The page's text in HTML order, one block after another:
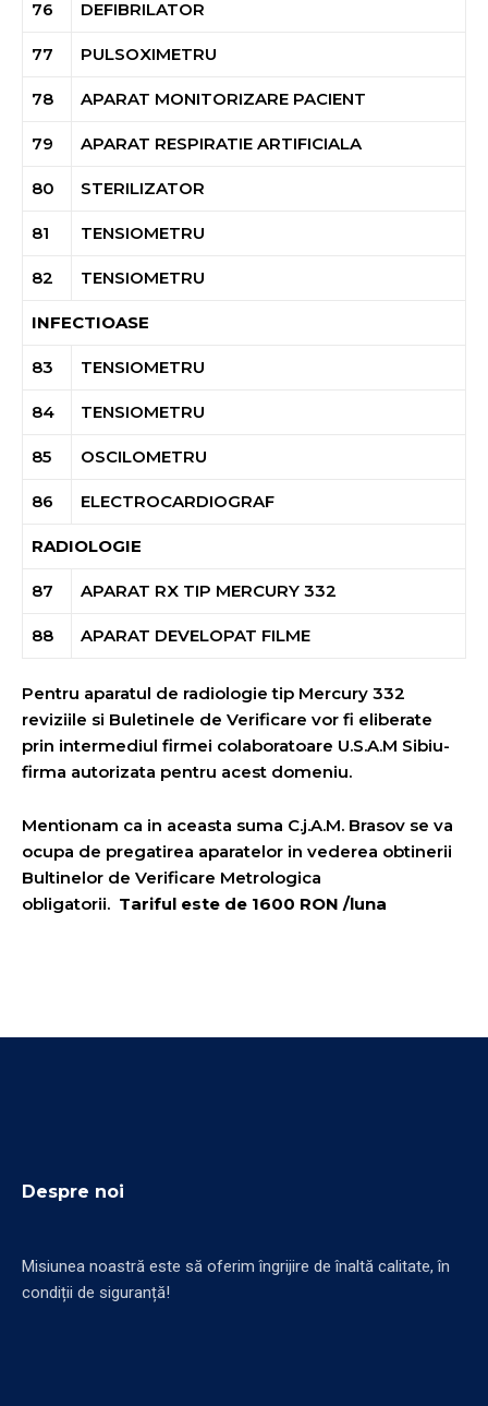
76 DEFIBRILATOR
77 PULSOXIMETRU
78 APARAT MONITORIZARE PACIENT
79 APARAT RESPIRATIE ARTIFICIALA
80 STERILIZATOR
81 TENSIOMETRU
82 TENSIOMETRU
INFECTIOASE
83 TENSIOMETRU
84 TENSIOMETRU
85 OSCILOMETRU
86 ELECTROCARDIOGRAF
RADIOLOGIE
87 APARAT RX TIP MERCURY 332
88 APARAT DEVELOPAT FILME
Pentru aparatul de radiologie tip Mercury 332
reviziile si Buletinele de Verificare vor fi eliberate
prin intermediul firmei colaboratoare U.S.A.M Sibiu-
firma autorizata pentru acest domeniu.
Mentionam ca in aceasta suma C.j.A.M. Brasov se va
ocupa de pregatirea aparatelor in vederea obtinerii
Bultinelor de Verificare Metrologica
obligatorii. Tariful este de 1600 RON /luna
Despre noi
Misiunea noastră este să oferim îngrijire de înaltă calitate, în
condiții de siguranță!